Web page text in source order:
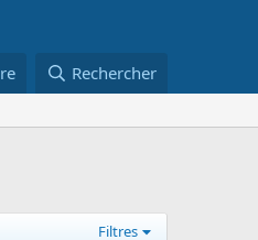
Rechercher
Filtres